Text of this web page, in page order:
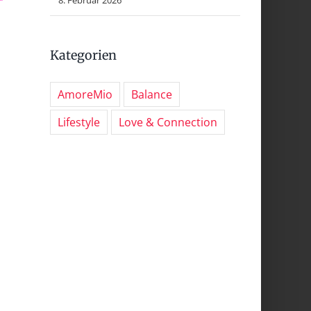
Kategorien
AmoreMio
Balance
Lifestyle
Love & Connection